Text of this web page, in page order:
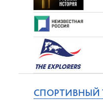
СПОРТИВНЫЙ